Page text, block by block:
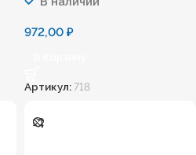
972,00 ₽
Артикул:718